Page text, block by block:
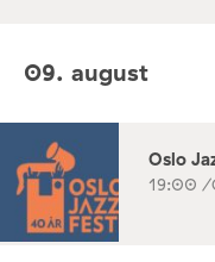
09. august
Oslo
19:00 /